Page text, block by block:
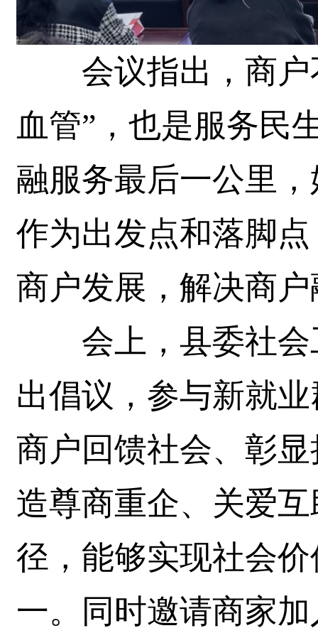
会议指出，商户
血管”，也是服务民
融服务最后一公里
作为出发点和落脚
商户发展，解决商
会上，县委社会
出倡议，参与新就
商户回馈社会、彰
造尊商重企、关爱
径，能够实现社会
一。同时邀请商家